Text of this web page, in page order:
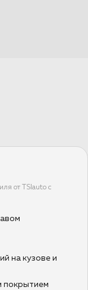
от TSIauto с
на кузове и
покрытием